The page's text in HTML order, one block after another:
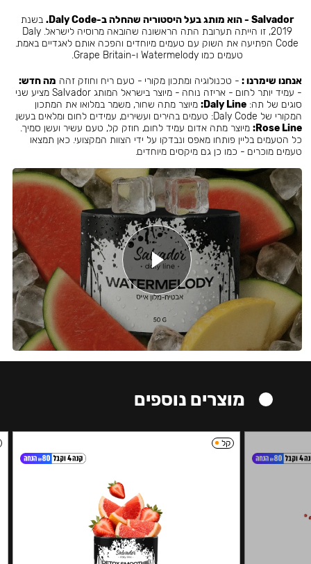
Salvador - הוא מותג בעל היסטוריה שהחלה ב-Daly Code.
בשנת
2019, זו הייתה תערובת התה הראשונה שהובאה מרוסיה לישראל. Daly
Code הפתיעה את השוק עם טעמים מיוחדים והפכה אותם לאגדיים באמת.
טעמים כמו Watermelody ו-Grape Britain.
אנחנו שימרנו : - טכנולוגיה ומתכון מקורי - טעם ריח וחוזק זהה מה חדש:
- עמיד יותר לחום - אריזה נוחה - מיוצר בישראל המותג Salvador מציע שני
סוגים של תה:Daly Line: מיוצר מתה שחור, משמר במלואו את המתכון
המקורי של Daly Code: טעמים בהירים ועשירים, עמידים לחום ומלאים בעשן.
Rose Line: מיוצר מתה אדום עמיד לחום, חוזק קל, טעם עשיר ועשן סמיך.
כל הטעמים בליין פותחו מאפס ונבדקו על ידי הצוות המקצועי. כאן תמצאו
טעמים מוכרים - כמו כן גם מיקסים מיוחדים.
מוצרים נוספים
קל